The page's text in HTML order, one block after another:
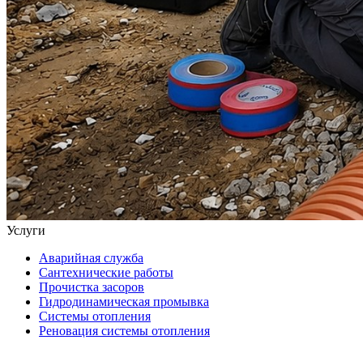
Услуги
Аварийная служба
Сантехнические работы
Прочистка засоров
Гидродинамическая промывка
Системы отопления
Реновация системы отопления